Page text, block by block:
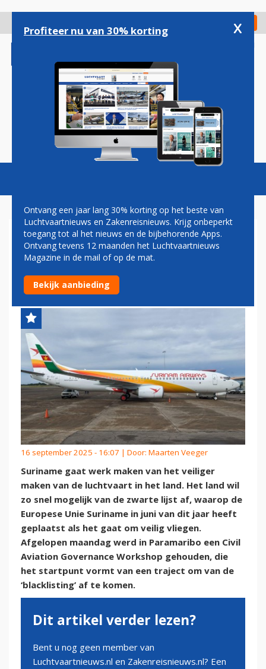
gaan
Check in
Magazine Podcasts Vacatures
SURINAME WIL SNEL VAN
ZWARTE LIJST LUCHTVAART
AF
16 september 2025 - 16:07 | Door: Maarten Veeger
Suriname gaat werk maken van het veiliger
maken van de luchtvaart in het land. Het land wil
zo snel mogelijk van de zwarte lijst af, waarop de
Europese Unie Suriname in juni van dit jaar heeft
geplaatst als het gaat om veilig vliegen.
Afgelopen maandag werd in Paramaribo een Civil
Aviation Governance Workshop gehouden, die
het startpunt vormt van een traject om van de
‘blacklisting’ af te komen.
Dit artikel verder lezen?
Bent u nog geen member van
Luchtvaartnieuws.nl en Zakenreisnieuws.nl? Een
Profiteer nu van 30% korting x
Ontvang een jaar lang 30% korting op het beste van
Luchtvaartnieuws en Zakenreisnieuws. Krijg onbeperkt
toegang tot al het nieuws en de bijbehorende Apps.
Ontvang tevens 12 maanden het Luchtvaartnieuws
Magazine in de mail of op de mat.
Bekijk aanbieding